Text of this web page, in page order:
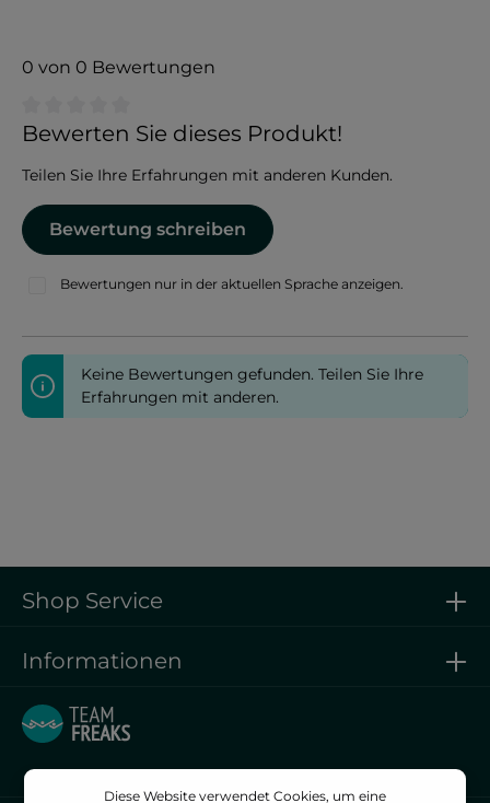
0 von 0 Bewertungen
Durchschnittliche Bewertung von 0 von 5 Sternen
Bewerten Sie dieses Produkt!
Teilen Sie Ihre Erfahrungen mit anderen Kunden.
Bewertung schreiben
Bewertungen nur in der aktuellen Sprache anzeigen.
Keine Bewertungen gefunden. Teilen Sie Ihre
Erfahrungen mit anderen.
Shop Service
Informationen
Diese Website verwendet Cookies, um eine